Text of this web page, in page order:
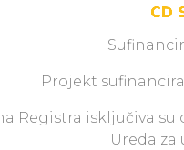
Projekt
Registra isključiva
Ureda